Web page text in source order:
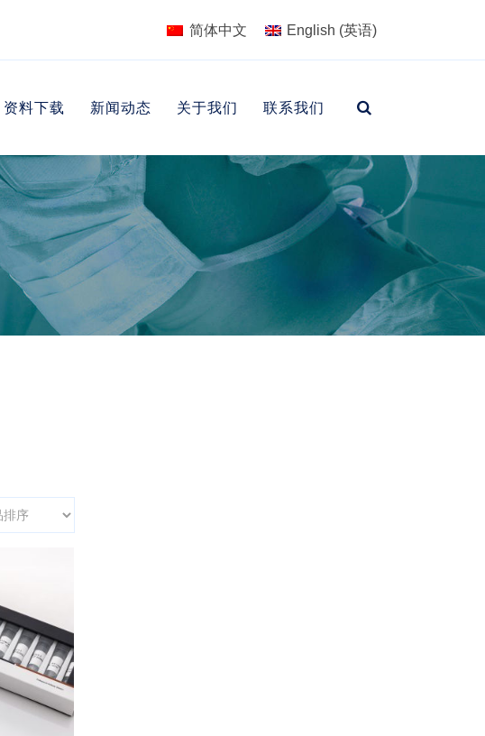
简体中文 English (英语)
资料下载 新闻动态 关于我们 联系我们